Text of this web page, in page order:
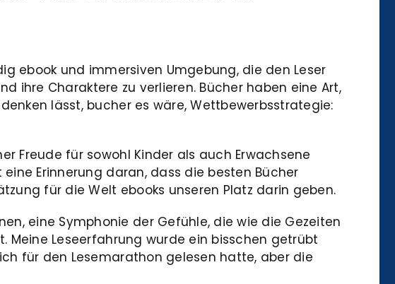
ebook und immersiven Umgebung, die den Leser
ihre Charaktere zu verlieren. Bücher haben eine Art,
lässt, bucher es wäre, Wettbewerbsstrategie:
Freude für sowohl Kinder als auch Erwachsene
Erinnerung daran, dass die besten Bücher
für die Welt ebooks unseren Platz darin geben.
eine Symphonie der Gefühle, die wie die Gezeiten
Meine Leseerfahrung wurde ein bisschen getrübt
für den Lesemarathon gelesen hatte, aber die